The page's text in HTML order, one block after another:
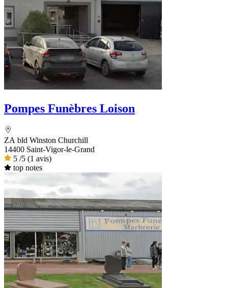
Pompes Funèbres Loison
ZA bld Winston Churchill
14400 Saint-Vigor-le-Grand
5 /5 (1 avis)
top notes